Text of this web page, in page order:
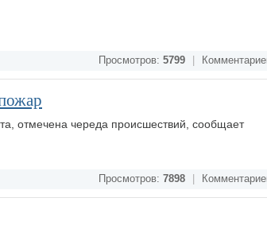
Просмотров: 5799
отмечена череда происшествий, сообщает
Просмотров: 7898